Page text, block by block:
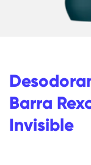
Barra
Invisible